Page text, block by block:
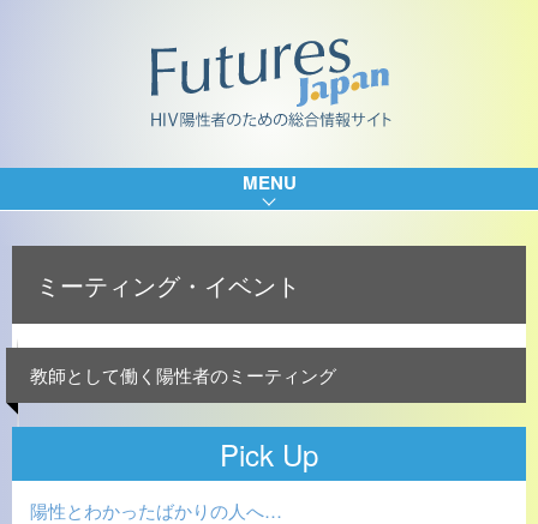
MENU
ミーティング・イベント
教師として働く陽性者のミーティング
Pick Up
陽性とわかったばかりの人へ…